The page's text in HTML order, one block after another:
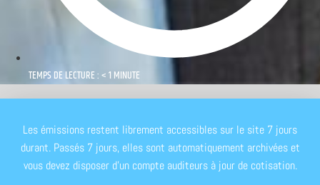
TEMPS DE LECTURE : < 1 MINUTE
Les émissions restent librement accessibles sur le site 7 jours
durant. Passés 7 jours, elles sont automatiquement archivées et
vous devez disposer d'un compte auditeurs à jour de cotisation.